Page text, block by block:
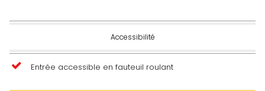
Accessibilité
Entrée accessible en fauteuil roulant